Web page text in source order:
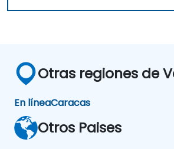
Otras regiones de
En líneaCaracas
Otros Paises